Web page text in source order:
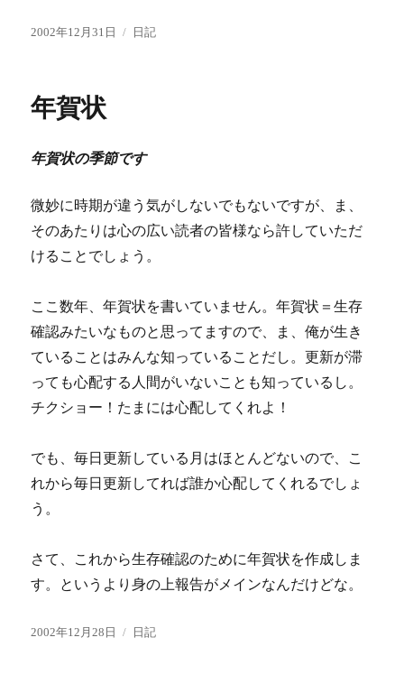
投
2002年12月31日
カ
日記
年賀状
年賀状の季節です
微妙に時期が違う気がしないでもないですが、ま、
そのあたりは心の広い読者の皆様なら許していただ
けることでしょう。
ここ数年、年賀状を書いていません。年賀状＝生存
確認みたいなものと思ってますので、ま、俺が生き
ていることはみんな知っていることだし。更新が滞
っても心配する人間がいないことも知っているし。
チクショー！たまには心配してくれよ！
でも、毎日更新している月はほとんどないので、こ
れから毎日更新してれば誰か心配してくれるでしょ
う。
さて、これから生存確認のために年賀状を作成しま
す。というより身の上報告がメインなんだけどな。
投
2002年12月28日
カ
日記